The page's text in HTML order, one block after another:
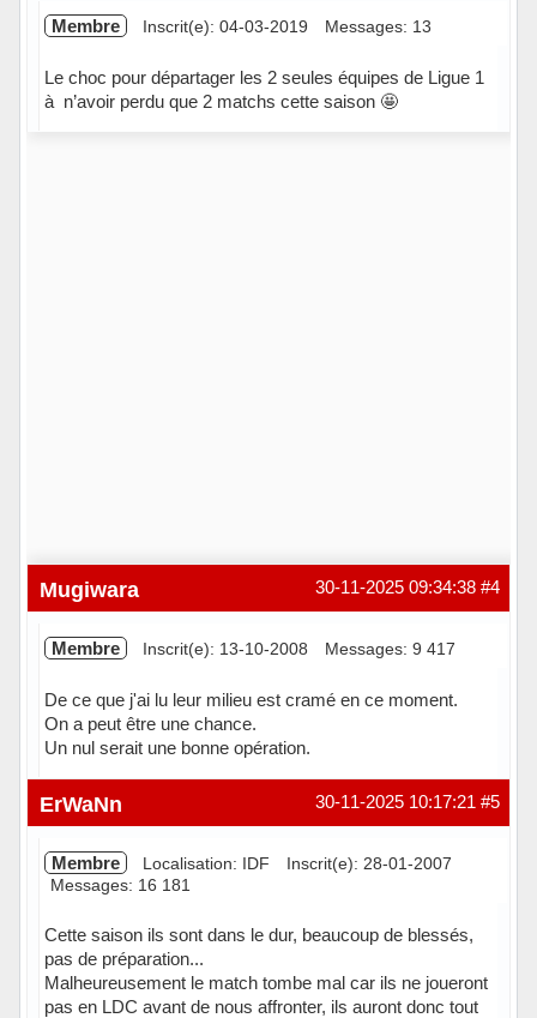
Membre Inscrit(e): 04-03-2019 Messages: 13
Le choc pour départager les 2 seules équipes de Ligue 1
à n’avoir perdu que 2 matchs cette saison 🤩
#4
30-11-2025 09:34:38
Mugiwara
Membre Inscrit(e): 13-10-2008 Messages: 9 417
De ce que j'ai lu leur milieu est cramé en ce moment.
On a peut être une chance.
Un nul serait une bonne opération.
Hors ligne #5
30-11-2025 10:17:21
ErWaNn
Membre Localisation: IDF
Inscrit(e): 28-01-2007
Messages: 16 181
Cette saison ils sont dans le dur, beaucoup de blessés,
pas de préparation...
Malheureusement le match tombe mal car ils ne joueront
pas en LDC avant de nous affronter, ils auront donc tout